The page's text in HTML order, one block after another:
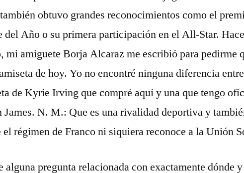
obtuvo grandes reconocimientos como el
del Año o su primera participación en el All-Star.
mi amiguete Borja Alcaraz me escribió para pedirme
de hoy. Yo no encontré ninguna diferencia
de Kyrie Irving que compré aquí y una que tengo
James. N. M.: Que es una rivalidad deportiva y
el régimen de Franco ni siquiera reconoce a la Unión
alguna pregunta relacionada con exactamente dónde